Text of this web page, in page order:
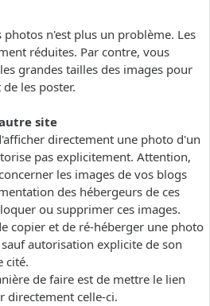
n'est plus un problème. Les
réduites. Par contre, vous
grandes tailles des images pour
les poster.
site
directement une photo d'un
pas explicitement. Attention,
les images de vos blogs
des hébergeurs de ces
ou supprimer ces images.
copier et de ré-héberger une photo
autorisation explicite de son
cité.
de faire est de mettre le lien
directement celle-ci.